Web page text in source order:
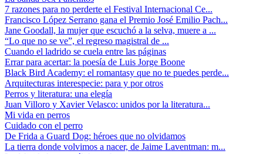
7 razones para no perderte el Festival Internacional Ce...
Francisco López Serrano gana el Premio José Emilio Pach...
Jane Goodall, la mujer que escuchó a la selva, muere a ...
“Lo que no se ve”, el regreso magistral de ...
Cuando el ladrido se cuela entre las páginas
Errar para acertar: la poesía de Luis Jorge Boone
Black Bird Academy: el romantasy que no te puedes perde...
Arquitecturas interespecie: para y por otros
Perros y literatura: una elegía
Juan Villoro y Xavier Velasco: unidos por la literatura...
Mi vida en perros
Cuidado con el perro
De Frida a Guard Dog: héroes que no olvidamos
La tierra donde volvimos a nacer, de Jaime Laventman: m...